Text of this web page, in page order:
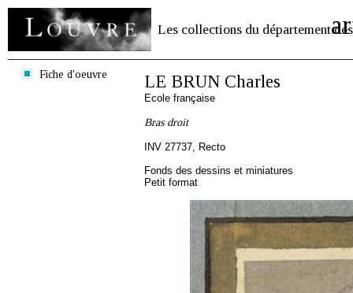
Les collections du département des
Fiche d'oeuvre LE BRUN Charles
Ecole française
Bras droit
INV 27737, Recto
Fonds des dessins et miniatures
Petit format